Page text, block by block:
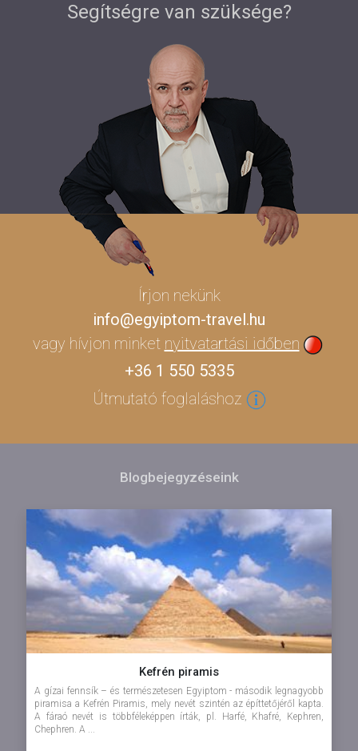
Segítségre van szüksége?
Írjon nekünk
info@egyiptom-travel.hu
vagy hívjon minket nyitvatartási időben
+36 1 550 5335
Útmutató foglaláshoz
Blogbejegyzéseink
Kefrén piramis
A gízai fennsík – és természetesen Egyiptom - második legnagyobb
piramisa a Kefrén Piramis, mely nevét szintén az építtetőjéről kapta.
A fáraó nevét is többféleképpen írták, pl. Harfé, Khafré, Kephren,
Chephren. A ...